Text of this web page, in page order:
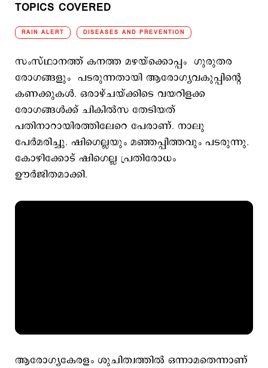
TOPICS COVERED
RAIN ALERT DISEASES AND PREVENTION
സംസ്ഥാനത്ത് കനത്ത മഴയ്ക്കൊപ്പം ഗുരുതര
രോഗങ്ങളും പടരുന്നതായി ആരോഗ്യവകുപ്പിന്‍റെ
കണക്കുകള്‍. ഒരാഴ്ചയ്ക്കിടെ വയറിളക്ക
രോഗങ്ങള്‍ക്ക് ചികില്‍സ തേടിയത്
പതിനാറായിരത്തിലേറെ പേരാണ്. നാലു
പേര്‍മരിച്ചു. ഷിഗെല്ലയും മഞ്ഞപ്പിത്തവും പടരുന്നു.
കോഴിക്കോട് ഷിഗെല്ല പ്രതിരോധം
ഊര്‍ജിതമാക്കി.
ആരോഗ്യകേരളം ശുചിത്വത്തില്‍ ഒന്നാമതെന്നാണ്